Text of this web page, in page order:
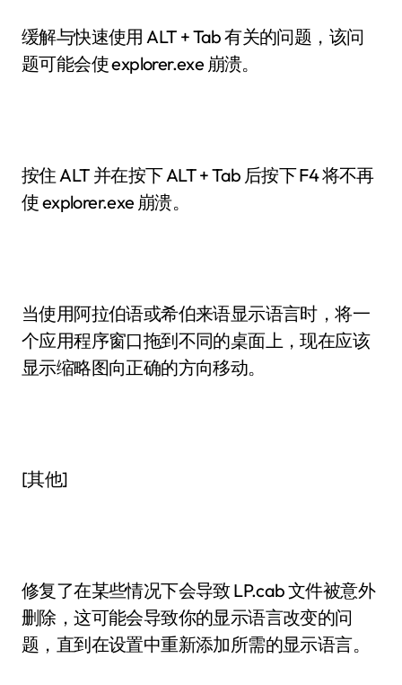
缓解与快速使用 ALT + Tab 有关的问题，该问
题可能会使 explorer.exe 崩溃。
按住 ALT 并在按下 ALT + Tab 后按下 F4 将不再
使 explorer.exe 崩溃。
当使用阿拉伯语或希伯来语显示语言时，将一
个应用程序窗口拖到不同的桌面上，现在应该
显示缩略图向正确的方向移动。
[其他]
修复了在某些情况下会导致 LP.cab 文件被意外
删除，这可能会导致你的显示语言改变的问
题，直到在设置中重新添加所需的显示语言。